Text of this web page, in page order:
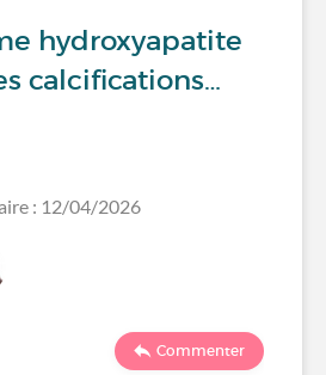
hydroxyapatite
calcifications…
: 12/04/2026
Commenter